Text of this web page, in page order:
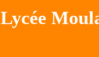
Lycée